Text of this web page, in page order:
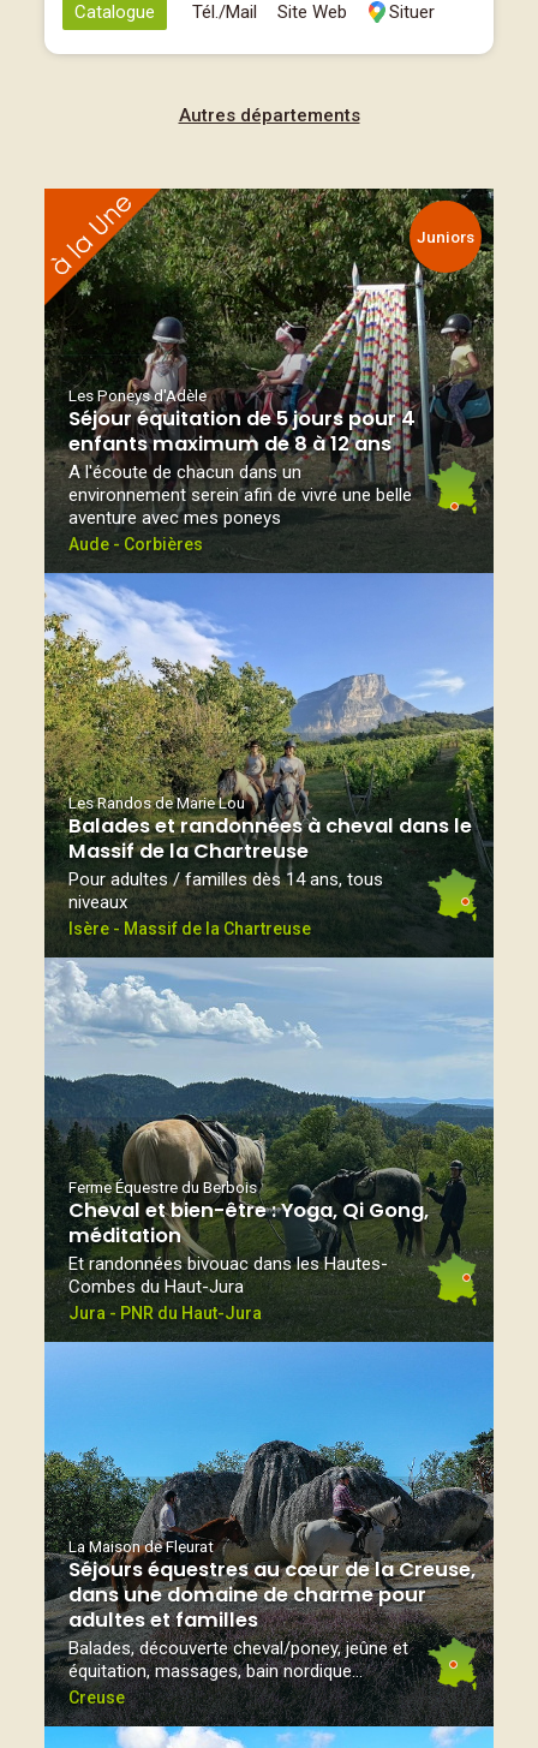
Catalogue Tél./Mail Site Web Situer
Autres départements
Juniors
Les Poneys d'Adèle
Séjour équitation de 5 jours pour 4
enfants maximum de 8 à 12 ans
A l'écoute de chacun dans un
environnement serein afin de vivre une belle
aventure avec mes poneys
Aude - Corbières
Les Randos de Marie Lou
Balades et randonnées à cheval dans le
Massif de la Chartreuse
Pour adultes / familles dès 14 ans, tous
niveaux
Isère - Massif de la Chartreuse
Ferme Équestre du Berbois
Cheval et bien-être : Yoga, Qi Gong,
méditation
Et randonnées bivouac dans les Hautes-
Combes du Haut-Jura
Jura - PNR du Haut-Jura
La Maison de Fleurat
Séjours équestres au cœur de la Creuse,
dans une domaine de charme pour
adultes et familles
Balades, découverte cheval/poney, jeûne et
équitation, massages, bain nordique...
Creuse